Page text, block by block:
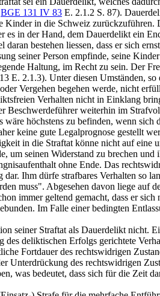
BGE 131 IV 83 E. 2.1.2 S. 87).
Kinder in die Schweiz
in der Hand, dem Dauerdelikt ein
bestehen liessen, dass er sich
seiner Person empfinde, seine
Haltung, im Recht zu sein. Der
E. 2.1.3). Unter diesen Umständen,
Vergehen begehen werde, nicht
Verhalten nicht in Einklang
Beschwerdeführer weiterhin im
höchstens zu befinden, wenn
keine gute Legalprognose gestellt
in die Straftat könne nicht auf eine
um seinen Widerstand zu brechen
ohne Ende. Das
dar. Ihm dürfe strafbares Verhalten so
muss". Abgesehen davon liege
immer geltend gemacht, dass er
Im Falle einer bedingten
seiner Straftat als Dauerdelikt nicht.
deliktischen Erfolgs gerichtete
Fortdauer des rechtswidrigen
Unterdrückung des rechtswidrigen
was bedeutet, dass sich für die Zeit